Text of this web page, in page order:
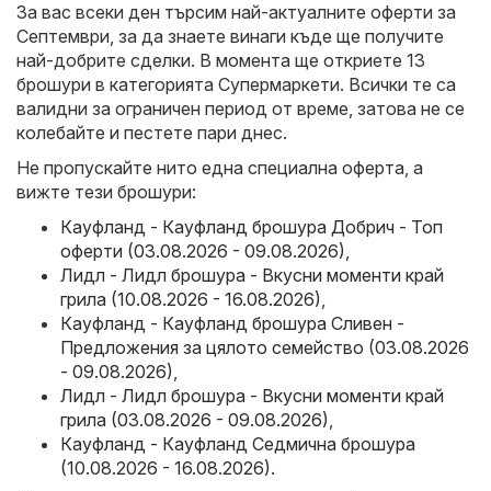
За вас всеки ден търсим най-актуалните оферти за
Септември, за да знаете винаги къде ще получите
най-добрите сделки. В момента ще откриете 13
брошури в категорията Супермаркети. Всички те са
валидни за ограничен период от време, затова не се
колебайте и пестете пари днес.
Не пропускайте нито една специална оферта, а
вижте тези брошури:
Кауфланд - Кауфланд брошура Добрич - Топ
оферти (03.08.2026 - 09.08.2026),
Лидл - Лидл брошура - Вкусни моменти край
грила (10.08.2026 - 16.08.2026),
Кауфланд - Кауфланд брошура Сливен -
Предложения за цялото семейство (03.08.2026
- 09.08.2026),
Лидл - Лидл брошура - Вкусни моменти край
грила (03.08.2026 - 09.08.2026),
Кауфланд - Кауфланд Седмична брошура
(10.08.2026 - 16.08.2026).